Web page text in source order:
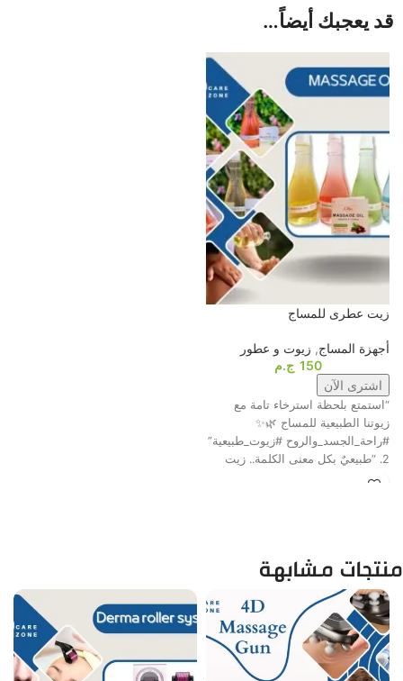
قد يعجبك أيضاً…
زيت عطرى للمساج
أجهزة المساج, زيوت و عطور
150 ج.م
اشترى الآن
“استمتع بلحظة استرخاء تامة مع
زيوتنا الطبيعية للمساج 🌿✨
#راحة_الجسد_والروح #زيوت_طبيعية”
2. “طبيعيٌ بكل معنى الكلمة.. زيت
مساج نقي لتدليك
منتجات مشابهة